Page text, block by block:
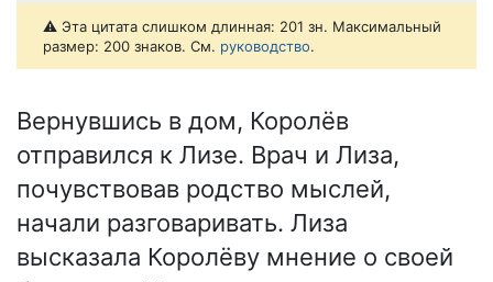
⚠️ Эта цитата слишком длинная: 201 зн. Максимальный
размер: 200 знаков. См. руководство.
Вернувшись в дом, Королёв
отправился к Лизе. Врач и Лиза,
почувствовав родство мыслей,
начали разговаривать. Лиза
высказала Королёву мнение о своей